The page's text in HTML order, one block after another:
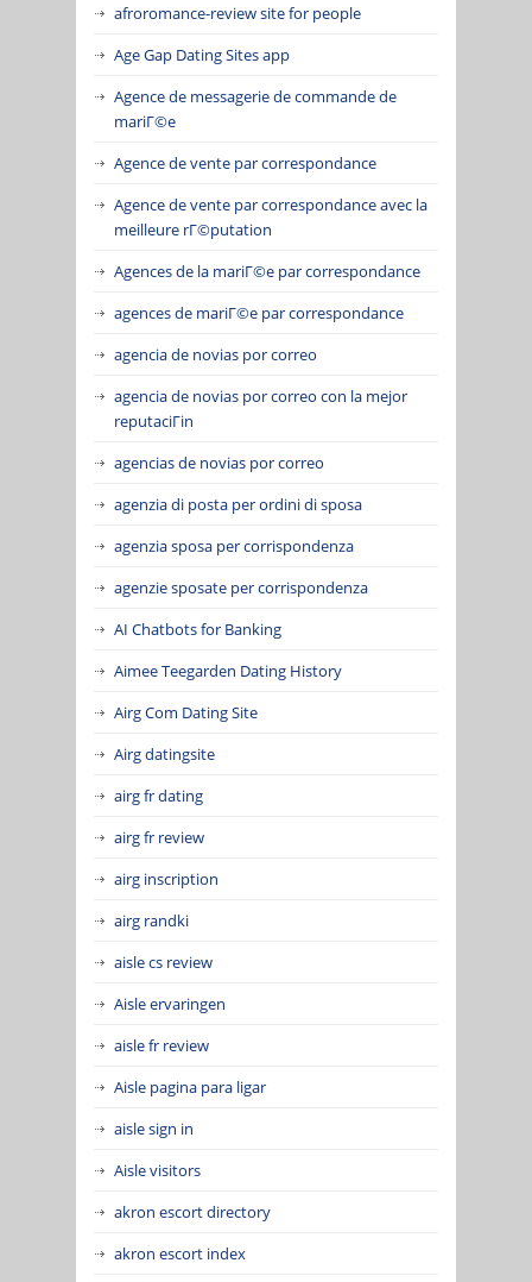
afroromance-review site for people
Age Gap Dating Sites app
Agence de messagerie de commande de
mariГ©e
Agence de vente par correspondance
Agence de vente par correspondance avec la
meilleure rГ©putation
Agences de la mariГ©e par correspondance
agences de mariГ©e par correspondance
agencia de novias por correo
agencia de novias por correo con la mejor
reputaciГіn
agencias de novias por correo
agenzia di posta per ordini di sposa
agenzia sposa per corrispondenza
agenzie sposate per corrispondenza
AI Chatbots for Banking
Aimee Teegarden Dating History
Airg Com Dating Site
Airg datingsite
airg fr dating
airg fr review
airg inscription
airg randki
aisle cs review
Aisle ervaringen
aisle fr review
Aisle pagina para ligar
aisle sign in
Aisle visitors
akron escort directory
akron escort index